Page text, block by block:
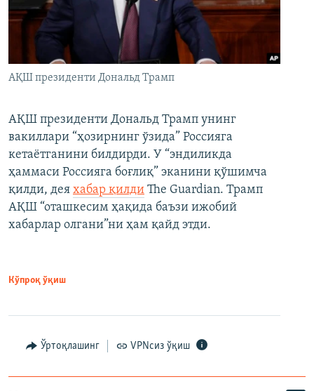
АҚШ президенти Дональд Трамп
АҚШ президенти Дональд Трамп унинг
вакиллари “ҳозирнинг ўзида” Россияга
кетаётганини билдирди. У “эндиликда
ҳаммаси Россияга боғлиқ” эканини қўшимча
қилди, дея хабар қилди The Guardian. Трамп
АҚШ “оташкесим ҳақида баъзи ижобий
хабарлар олгани”ни ҳам қайд этди.
Кўпроқ ўқиш
Ўртоқлашинг VPNсиз ўқиш